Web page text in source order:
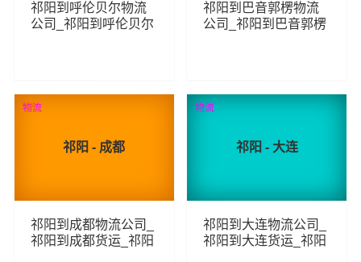
祁阳到呼伦贝尔物流
公司_祁阳到呼伦贝尔
83 查看详细
祁阳到巴音郭楞物流
公司_祁阳到巴音郭楞
58 查看详细
祁阳 - 成都
祁阳到成都物流公司_
祁阳到成都货运_祁阳
物流
荐
祁阳 - 大连
祁阳到大连物流公司_
祁阳到大连货运_祁阳
物流